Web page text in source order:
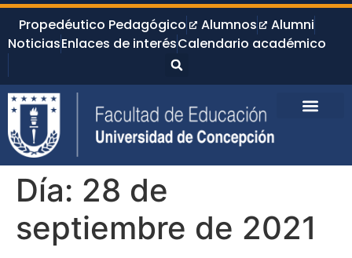
Propedéutico Pedagógico Alumnos
Alumni
NoticiasEnlaces de interésCalendario académico
Día: 28 de
septiembre de 2021